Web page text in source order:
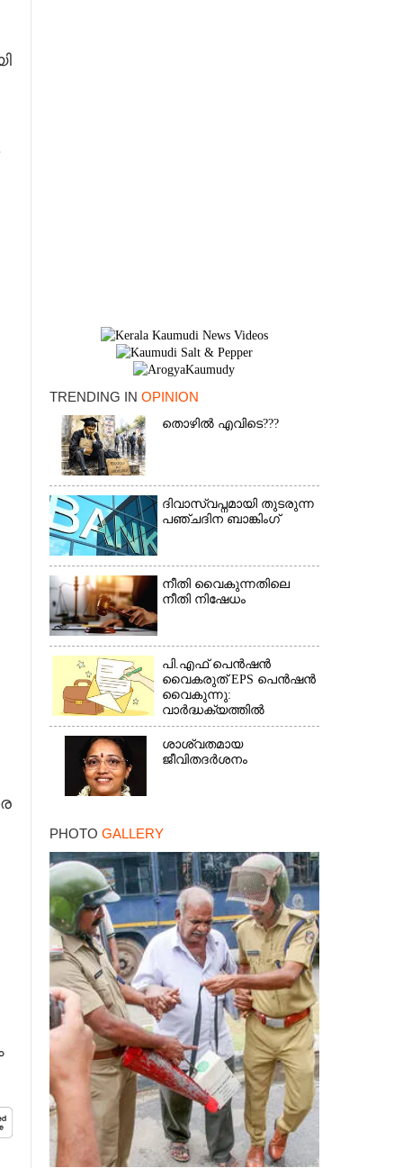
TRENDING IN OPINION
തൊഴിൽ എവിടെ???
ദിവാസ്വപ്നമായി തുടരുന്ന
പഞ്ചദിന ബാങ്കിംഗ്
നീതി വൈകുന്നതിലെ
നീതി നിഷേധം
പി.എഫ് പെൻഷൻ
വൈകരുത് EPS പെൻഷൻ
വൈകുന്നു:
വാർദ്ധക്യത്തിൽ
പെൻഷൻകാർ
ബുദ്ധിമുട്ടിൽ*(കത്ത്)
ശാശ്വതമായ
ജീവിതദർശനം
PHOTO GALLERY
×